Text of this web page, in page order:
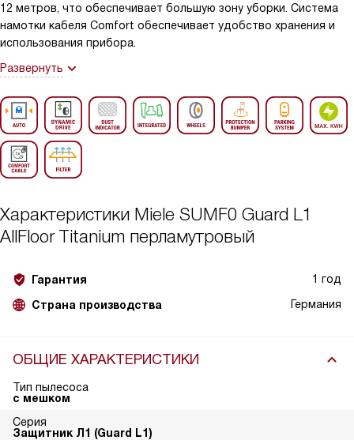
12 метров, что обеспечивает большую зону уборки. Система
намотки кабеля Comfort обеспечивает удобство хранения и
использования прибора.
Развернуть
Характеристики Miele SUMF0 Guard L1
AllFloor Titanium перламутровый
Гарантия 1 год
Страна производства Германия
ОБЩИЕ ХАРАКТЕРИСТИКИ
Тип пылесоса
с мешком
Серия
Защитник Л1 (Guard L1)